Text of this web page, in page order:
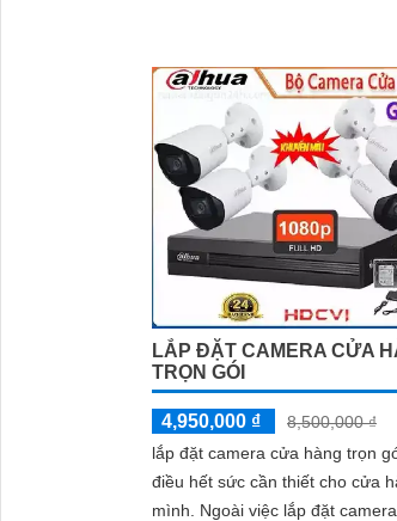
LẮP ĐẶT CAMERA CỬA
TRỌN GÓI
4,950,000 ₫
8,500,000 ₫
lắp đặt camera cửa hàng trọn
điều hết sức cần thiết cho cửa
mình. Ngoài việc lắp đặt camera cửa